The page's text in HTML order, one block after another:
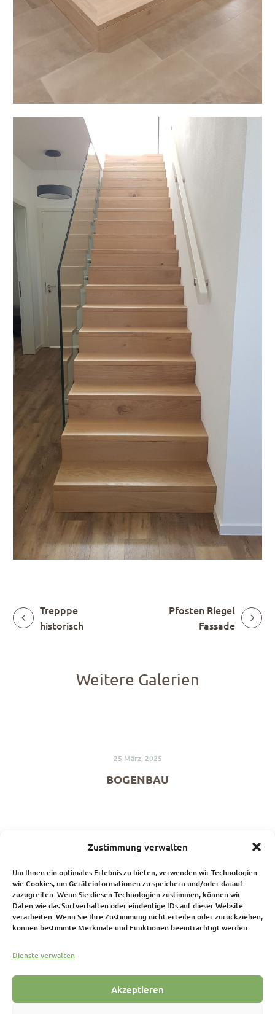
Zustimmung verwalten
Um Ihnen ein optimales Erlebnis zu bieten, verwenden wir Technologien
wie Cookies, um Geräteinformationen zu speichern und/oder darauf
zuzugreifen. Wenn Sie diesen Technologien zustimmen, können wir
Daten wie das Surfverhalten oder eindeutige IDs auf dieser Website
verarbeiten. Wenn Sie Ihre Zustimmung nicht erteilen oder zurückziehen,
können bestimmte Merkmale und Funktionen beeinträchtigt werden.
Dienste verwalten
Akzeptieren
Trepppe
historisch
Pfosten Riegel
Fassade
Weitere Galerien
25 März, 2025
BOGENBAU
6 März, 2025
Datenschutz